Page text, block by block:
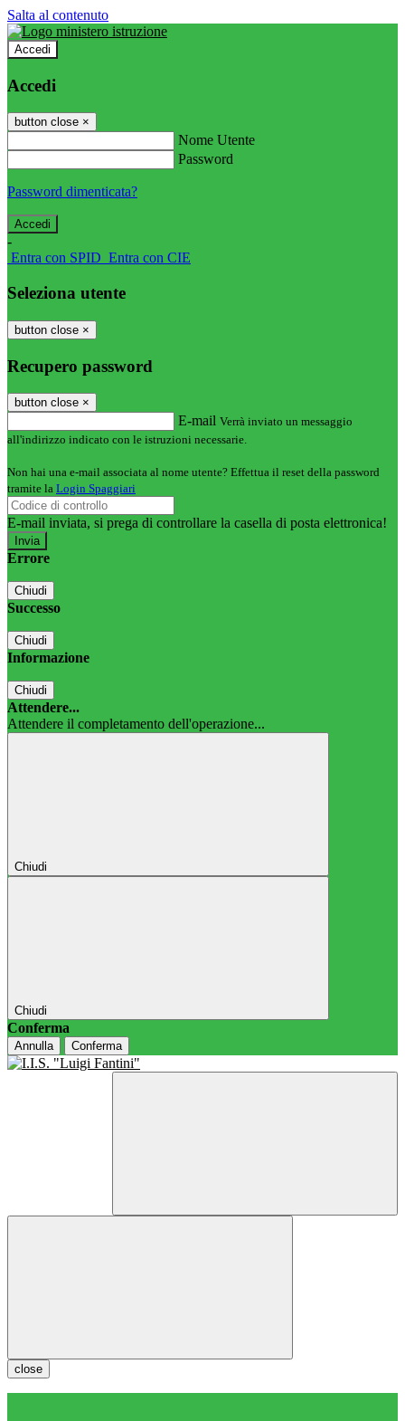
Salta al contenuto
Accedi
Accedi
button close ×
Nome Utente
Password
Password dimenticata?
-
Entra con SPID Entra con CIE
Seleziona utente
button close ×
Recupero password
button close ×
E-mail Verrà inviato un messaggio
all'indirizzo indicato con le istruzioni necessarie.
Non hai una e-mail associata al nome utente? Effettua il reset della password
tramite la Login Spaggiari
E-mail inviata, si prega di controllare la casella di posta elettronica!
Errore
Chiudi
Successo
Chiudi
Informazione
Chiudi
Attendere...
Attendere il completamento dell'operazione...
Chiudi
Chiudi
Conferma
Annulla Conferma
close